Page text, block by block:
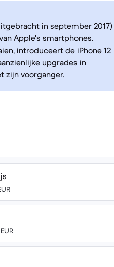
in september 2017)
Apple's smartphones.
introduceert de iPhone 12
upgrades in
zijn voorganger.